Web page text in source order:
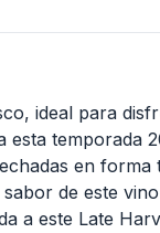
ideal para
esta temporada
en
de este
a este Late